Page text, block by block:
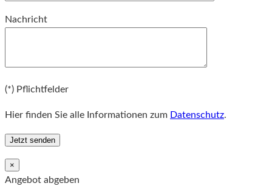
Nachricht
(*) Pflichtfelder
Hier finden Sie alle Informationen zum Datenschutz.
×
Angebot abgeben